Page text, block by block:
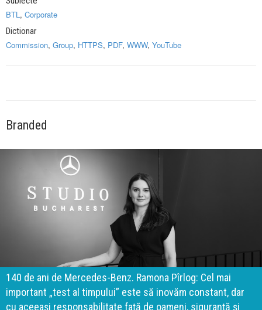
BTL, Corporate
Dictionar
Commission, Group, HTTPS, PDF, WWW, YouTube
Branded
140 de ani de Mercedes-Benz. Ramona Pîrlog: Cel mai
important „test al timpului” este să inovăm constant, dar
cu aceeași responsabilitate față de oameni, siguranță și